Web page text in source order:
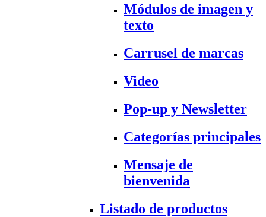
Módulos de imagen y
texto
Carrusel de marcas
Video
Pop-up y Newsletter
Categorías principales
Mensaje de
bienvenida
Listado de productos